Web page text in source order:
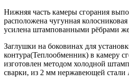
Нижняя часть камеры сгорания
расположена чугунная
усилена штампованными рёбрами
Заглушки на боковинах для
контура(Теплообменник) в камеру
изготовлен методом холодной
сварки, из 2 мм нержавеющей стали